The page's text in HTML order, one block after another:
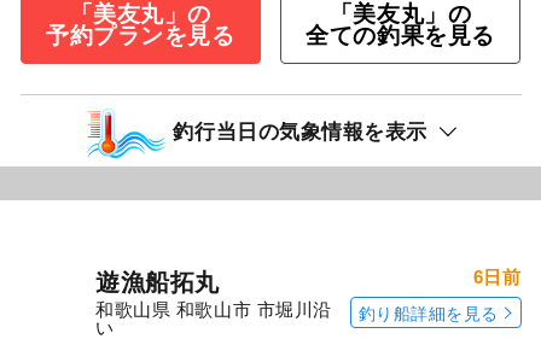
「美友丸」の
予約プランを見る
「美友丸」の
全ての釣果を見る
釣行当日の気象情報を表示
遊漁船拓丸
和歌山県 和歌山市 市堀川沿
い
6日前
釣り船詳細を見る